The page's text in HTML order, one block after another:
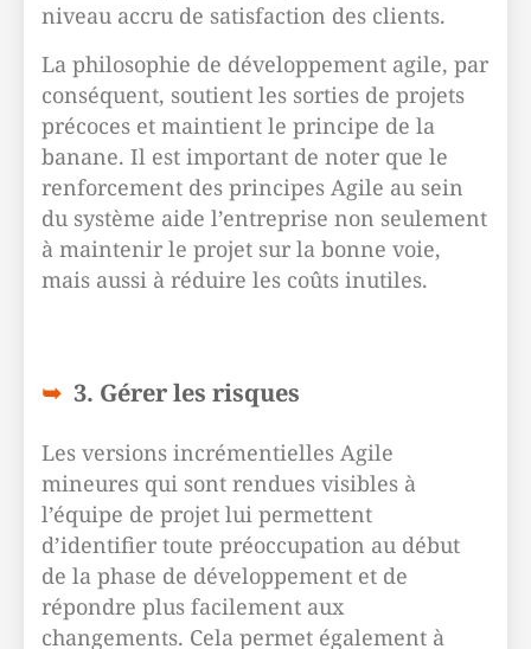
niveau accru de satisfaction des clients.
La philosophie de développement agile, par
conséquent, soutient les sorties de projets
précoces et maintient le principe de la
banane. Il est important de noter que le
renforcement des principes Agile au sein
du système aide l’entreprise non seulement
à maintenir le projet sur la bonne voie,
mais aussi à réduire les coûts inutiles.
3. Gérer les risques
Les versions incrémentielles Agile
mineures qui sont rendues visibles à
l’équipe de projet lui permettent
d’identifier toute préoccupation au début
de la phase de développement et de
répondre plus facilement aux
changements. Cela permet également à